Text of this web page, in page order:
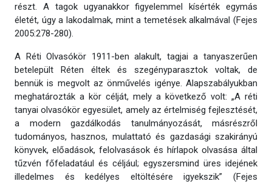
részt. A tagok ugyanakkor figyelemmel kísérték egymás
életét, úgy a lakodalmak, mint a temetések alkalmával (Fejes
2005:278-280).
A Réti Olvasókör 1911-ben alakult, tagjai a tanyaszerűen
betelepült Réten éltek és szegényparasztok voltak, de
bennük is megvolt az önművelés igénye. Alapszabályukban
meghatározták a kör célját, mely a következő volt: „A réti
tanyai olvasókör egyesület, amely az értelmiség fejlesztését,
a modern gazdálkodás tanulmányozását, másrészről
tudományos, hasznos, mulattató és gazdasági szakirányú
könyvek, előadások, felolvasások és hírlapok olvasása által
tűzvén főfeladatául és céljául; egyszersmind üres idejének
illedelmes és kedélyes eltöltésére igyekszik” (Fejes